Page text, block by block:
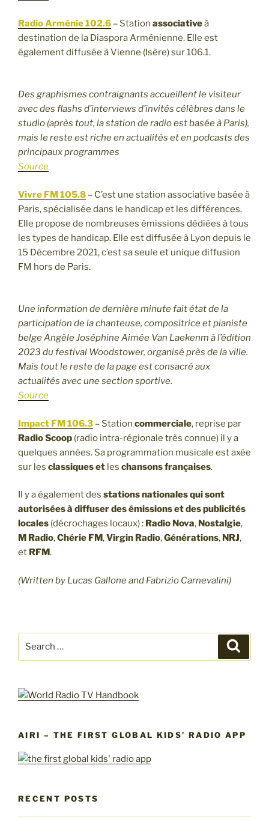
Radio Arménie 102.6 – Station associativeà
destination de la Diaspora Arménienne. Elle est
également diffusée à Vienne (Isère) sur 106.1.
Des graphismes contraignants accueillent le visiteur
avec des flashs d’interviews d’invités célèbres dans le
studio (après tout, la station de radio est basée à Paris),
mais le reste est riche en actualités et en podcasts des
principaux programmes
Source
Vivre FM 105.8 – C’est une station associative basée à
Paris, spécialisée dans le handicap et les différences.
Elle propose de nombreuses émissions dédiées à tous
les types de handicap. Elle est diffusée à Lyon depuis le
15 Décembre 2021, c’est sa seule et unique diffusion
FM hors de Paris.
Une information de dernière minute fait état de la
participation de la chanteuse, compositrice et pianiste
belge Angèle Joséphine Aimée Van Laekenm à l’édition
2023 du festival Woodstower, organisé près de la ville.
Mais tout le reste de la page est consacré aux
actualités avec une section sportive.
Source
Impact FM 106.3 – Station commerciale, reprise par
Radio Scoop (radio intra-régionale très connue) il y a
quelques années. Sa programmation musicale est axée
sur les classiques et les chansons françaises.
Il y a également des stations nationales qui sont
autorisées à diffuser des émissions et des publicités
locales (décrochages locaux) : Radio Nova, Nostalgie,
M Radio,Chérie FM,Virgin Radio,Générations, NRJ,
et RFM.
(Written by Lucas Gallone and Fabrizio Carnevalini)
AIRI – THE FIRST GLOBAL KIDS’ RADIO APP
RECENT POSTS